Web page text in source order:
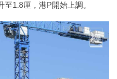
1.8厘，港P開始上調。